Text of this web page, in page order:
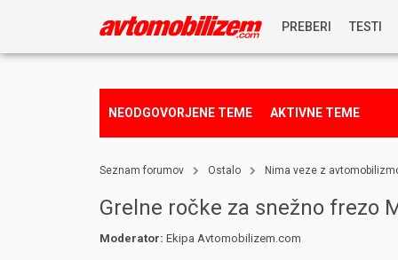
PREBERI
NAGRADNA IGRA
TESTI
NEODGOVORJENE TEME AKTIVNE TEME
Seznam forumov Ostalo Nima veze z
Grelne ročke za snežno frezo
Moderator: Ekipa Avtomobilizem.com